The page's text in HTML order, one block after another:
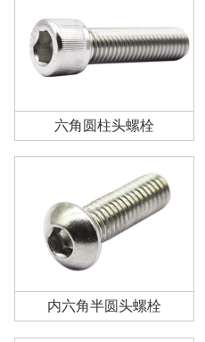
六角圆柱头螺栓
内六角半圆头螺栓